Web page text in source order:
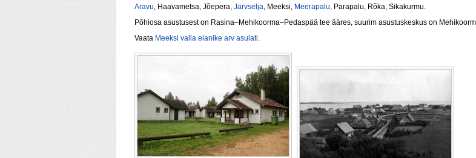
Aravu, Haavametsa, Jõepera, Järvselja, Meeksi, Meerapalu, Parapalu, Rõka, Sikakurmu.
Põhiosa asustusest on Rasina–Mehikoorma–Pedaspää tee ääres, suurim asustuskeskus on
Vaata Meeksi valla elanike arv asulati.